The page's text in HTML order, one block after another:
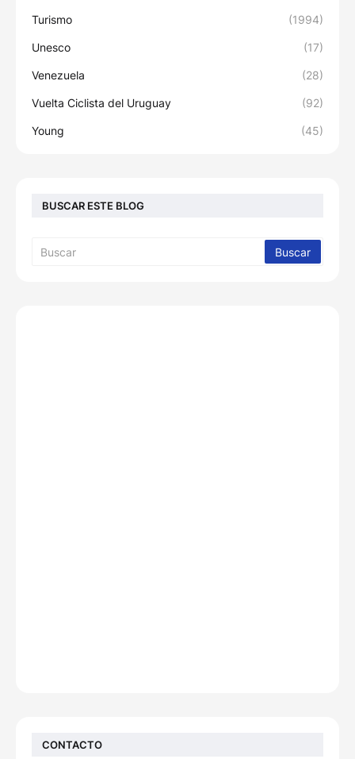
Turismo (1994)
Unesco (17)
Venezuela (28)
Vuelta Ciclista del Uruguay (92)
Young (45)
BUSCAR ESTE BLOG
CONTACTO